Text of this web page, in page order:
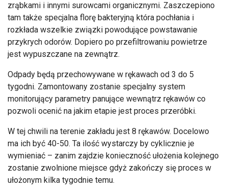
zrąbkami i innymi surowcami organicznymi. Zaszczepiono
tam także specjalna florę bakteryjną która pochłania i
rozkłada wszelkie związki powodujące powstawanie
przykrych odorów. Dopiero po przefiltrowaniu powietrze
jest wypuszczane na zewnątrz.
Odpady będą przechowywane w rękawach od 3 do 5
tygodni. Zamontowany zostanie specjalny system
monitorujący parametry panujące wewnątrz rękawów co
pozwoli ocenić na jakim etapie jest proces przeróbki.
W tej chwili na terenie zakładu jest 8 rękawów. Docelowo
ma ich być 40-50. Ta ilość wystarczy by cyklicznie je
wymieniać – zanim zajdzie konieczność ułożenia kolejnego
zostanie zwolnione miejsce gdyż zakończy się proces w
ułożonym kilka tygodnie temu.